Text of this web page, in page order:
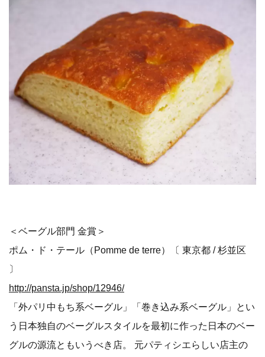
＜ベーグル部門 金賞＞
ポム・ド・テール（Pomme de terre）〔 東京都 / 杉並区
〕
http://pansta.jp/shop/12946/
「外パリ中もち系ベーグル」「巻き込み系ベーグル」とい
う日本独自のベーグルスタイルを最初に作った日本のベー
グルの源流ともいうべき店。 元パティシエらしい店主の